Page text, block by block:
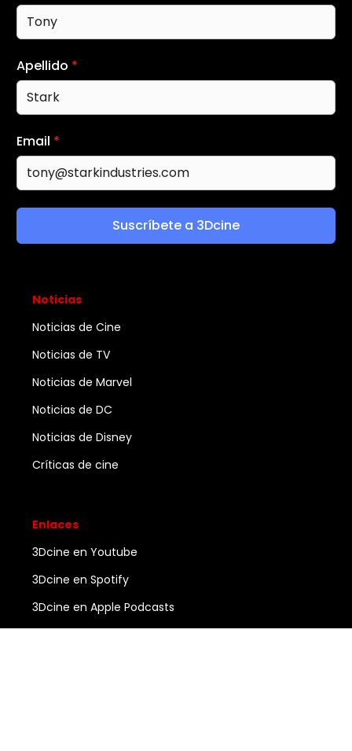
Apellido *
Email *
Suscríbete a 3Dcine
Noticias
Noticias de Cine
Noticias de TV
Noticias de Marvel
Noticias de DC
Noticias de Disney
Críticas de cine
Enlaces
3Dcine en Youtube
3Dcine en Spotify
3Dcine en Apple Podcasts